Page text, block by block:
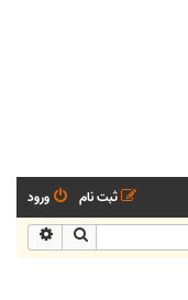
ورود
ثبت نام
جستجو